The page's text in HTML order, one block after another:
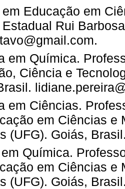
em Educação em
Rui
em Química.
Ciência e
em Ciências.
em Ciências e
(UFG). Goiás,
Química.
em Ciências e
(UFG). Goiás,